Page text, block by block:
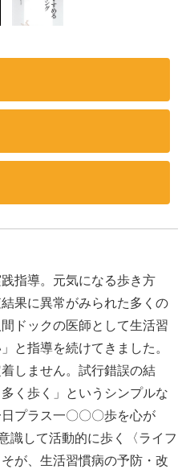
指導。元気になる歩き方
果に異常がみられた多くの
ドックの医師として生活習
と指導を続けてきました。
しません。試行錯誤の結
く歩く」というシンプルな
プラス一〇〇〇歩を心が
識して活動的に歩く〈ライフ
が、生活習慣病の予防・改